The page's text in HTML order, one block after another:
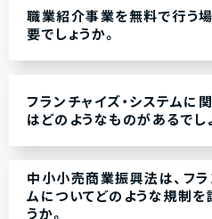
職業紹介事業を無料で行う
要でしょうか。
フランチャイズ・システムに
はどのようなものがあるでし
中小小売商業振興法は、フラ
ムについてどのような規制を